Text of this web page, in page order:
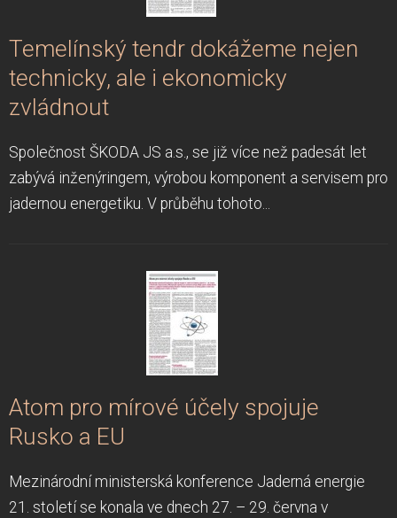
Temelínský tendr dokážeme nejen
technicky, ale i ekonomicky
zvládnout
Společnost ŠKODA JS a.s., se již více než padesát let
zabývá inženýringem, výrobou komponent a servisem pro
jadernou energetiku. V průběhu tohoto...
Atom pro mírové účely spojuje
Rusko a EU
Mezinárodní ministerská konference Jaderná energie
21. století se konala ve dnech 27. – 29. června v